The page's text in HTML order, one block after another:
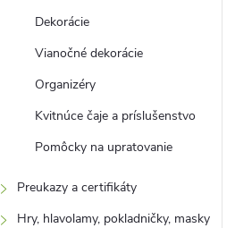
Dekorácie
Vianočné dekorácie
Organizéry
Kvitnúce čaje a príslušenstvo
Pomôcky na upratovanie
Preukazy a certifikáty
Hry, hlavolamy, pokladničky, masky